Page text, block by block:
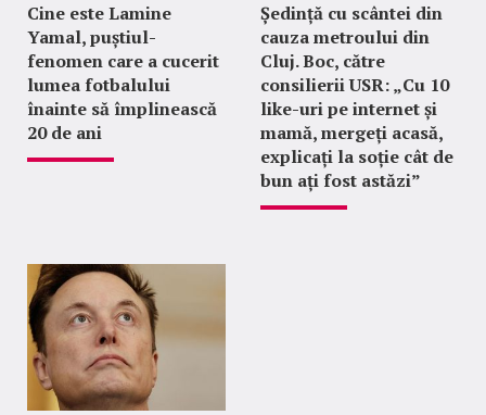
Cine este Lamine
Yamal, puștiul-
fenomen care a cucerit
lumea fotbalului
înainte să împlinească
20 de ani
Ședință cu scântei din
cauza metroului din
Cluj. Boc, către
consilierii USR: „Cu 10
like-uri pe internet și
mamă, mergeți acasă,
explicați la soție cât de
bun ați fost astăzi”